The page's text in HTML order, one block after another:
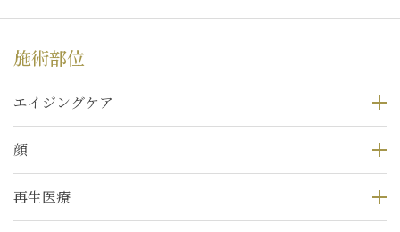
施術部位
エイジングケア
顔
再生医療